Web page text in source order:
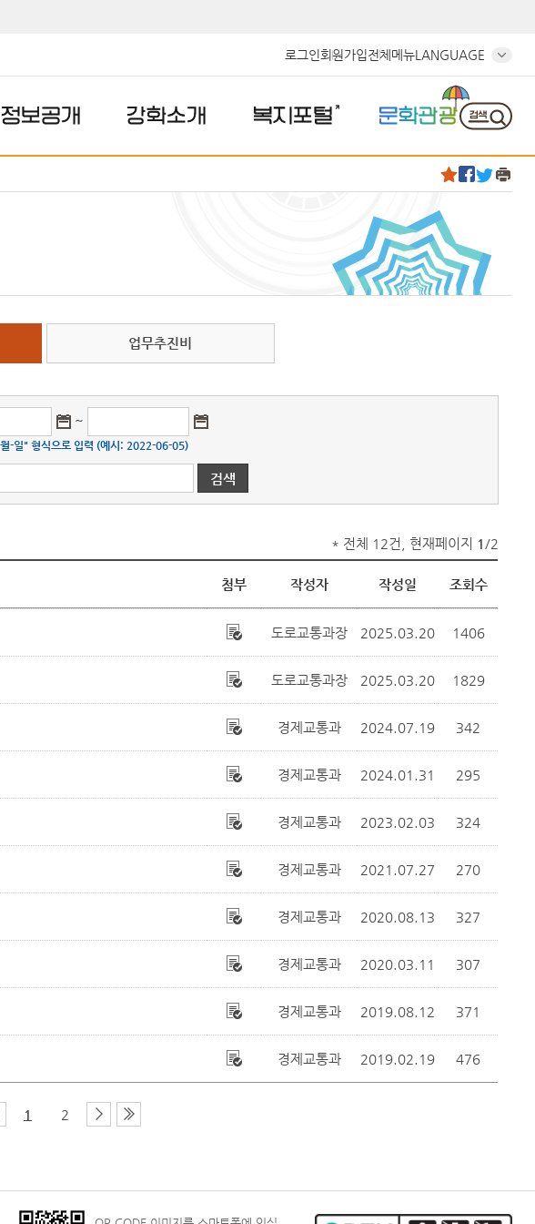
로그인 회원가입전체메뉴LANGUAGE
정보공개 강화소개 복지포털 문화관광
업무추진비
~
-일" 형식으로 입력 (예시: 2022-06-05)
* 전체 12건, 현재페이지 1 /2
첨부 작성자 작성일 조회수
도로교통과장 2025.03.20 1406
도로교통과장 2025.03.20 1829
경제교통과 2024.07.19 342
경제교통과 2024.01.31 295
경제교통과 2023.02.03 324
경제교통과 2021.07.27 270
경제교통과 2020.08.13 327
경제교통과 2020.03.11 307
경제교통과 2019.08.12 371
경제교통과 2019.02.19 476
1 2